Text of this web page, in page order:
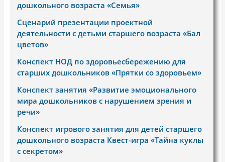
дошкольного возраста «Семья»
Сценарий презентации проектной
деятельности с детьми старшего возраста «Бал
цветов»
Конспект НОД по здоровьесбережению для
старших дошкольников «Прятки со здоровьем»
Конспект занятия «Развитие эмоционального
мира дошкольников с нарушением зрения и
речи»
Конспект игрового занятия для детей старшего
дошкольного возраста Квест-игра «Тайна куклы
с секретом»